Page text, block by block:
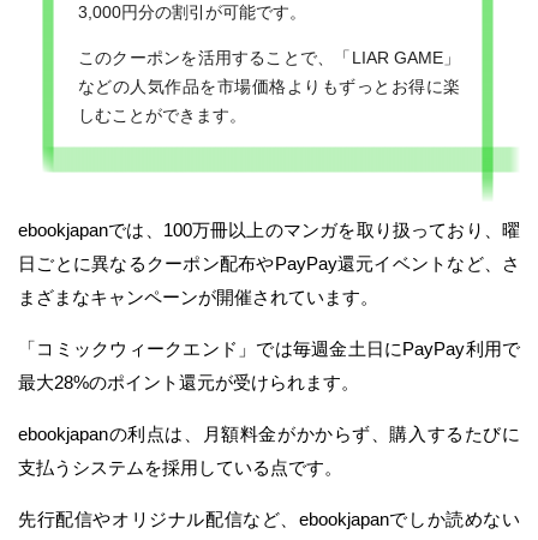
3,000円分の割引が可能です。
このクーポンを活用することで、「LIAR GAME」
などの人気作品を市場価格よりもずっとお得に楽
しむことができます。
ebookjapanでは、100万冊以上のマンガを取り扱っており、曜
日ごとに異なるクーポン配布やPayPay還元イベントなど、さ
まざまなキャンペーンが開催されています。
「コミックウィークエンド」では毎週金土日にPayPay利用で
最大28%のポイント還元が受けられます。
ebookjapanの利点は、月額料金がかからず、購入するたびに
支払うシステムを採用している点です。
先行配信やオリジナル配信など、ebookjapanでしか読めない